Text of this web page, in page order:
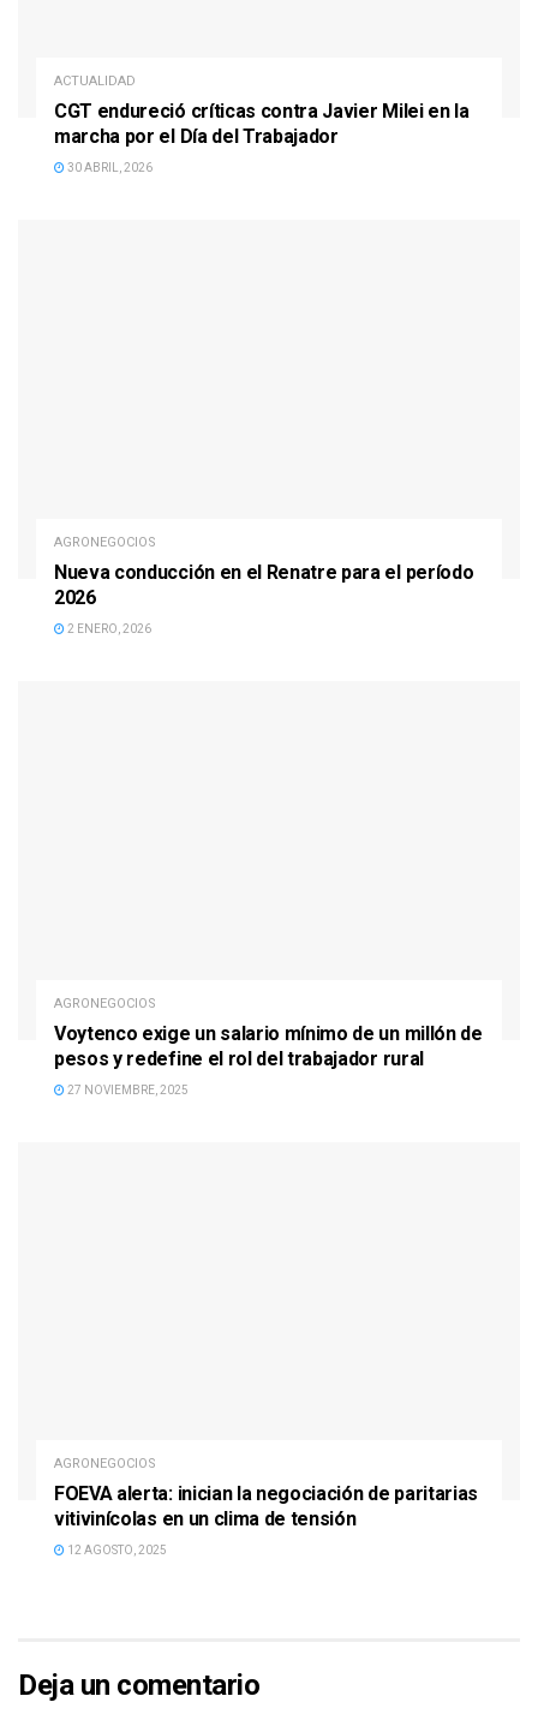
ACTUALIDAD
CGT endureció críticas contra Javier Milei en la
marcha por el Día del Trabajador
30 ABRIL, 2026
AGRONEGOCIOS
Nueva conducción en el Renatre para el período
2026
2 ENERO, 2026
AGRONEGOCIOS
Voytenco exige un salario mínimo de un millón de
pesos y redefine el rol del trabajador rural
27 NOVIEMBRE, 2025
AGRONEGOCIOS
FOEVA alerta: inician la negociación de paritarias
vitivinícolas en un clima de tensión
12 AGOSTO, 2025
Deja un comentario